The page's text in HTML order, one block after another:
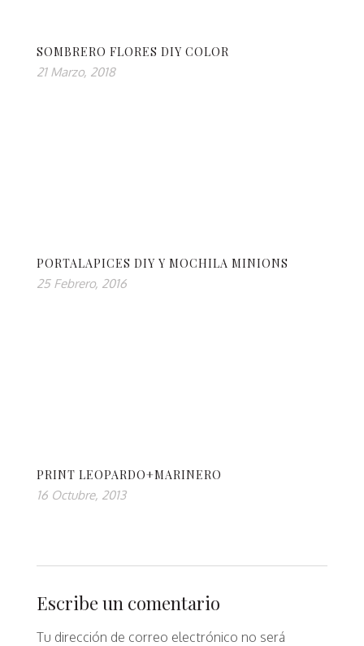
SOMBRERO FLORES DIY COLOR
21 Marzo, 2018
PORTALAPICES DIY Y MOCHILA MINIONS
25 Febrero, 2016
PRINT LEOPARDO+MARINERO
16 Octubre, 2013
Escribe un comentario
Tu dirección de correo electrónico no será